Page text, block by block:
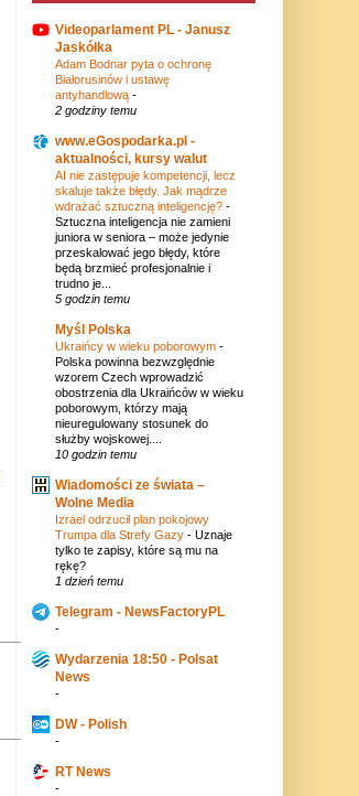
Videoparlament PL - Janusz
Jaskółka
Adam Bodnar pyta o ochronę
Białorusinów i ustawę
antyhandlową -
2 godziny temu
www.eGospodarka.pl -
aktualności, kursy walut
AI nie zastępuje kompetencji, lecz
skaluje także błędy. Jak mądrze
wdrażać sztuczną inteligencję? -
Sztuczna inteligencja nie zamieni
juniora w seniora – może jedynie
przeskalować jego błędy, które
będą brzmieć profesjonalnie i
trudno je...
5 godzin temu
Myśl Polska
Ukraińcy w wieku poborowym -
Polska powinna bezwzględnie
wzorem Czech wprowadzić
obostrzenia dla Ukraińców w wieku
poborowym, którzy mają
nieuregulowany stosunek do
służby wojskowej....
10 godzin temu
Wiadomości ze świata –
Wolne Media
Izrael odrzucił plan pokojowy
Trumpa dla Strefy Gazy - Uznaje
tylko te zapisy, które są mu na
rękę?
1 dzień temu
Telegram - NewsFactoryPL
-
Wydarzenia 18:50 - Polsat
News
-
DW - Polish
-
RT News
-